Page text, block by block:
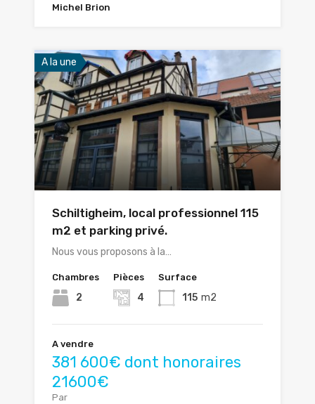
Michel Brion
A la une
Schiltigheim, local professionnel 115
m2 et parking privé.
Nous vous proposons à la…
Chambres
2
Pièces
4
Surface
115 m2
A vendre
381 600€ dont honoraires
21600€
Par